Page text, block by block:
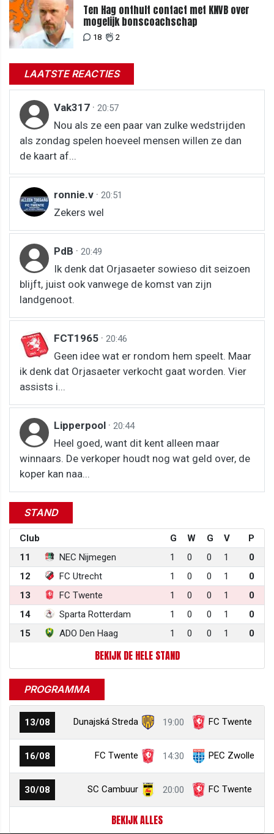
Ten Hag onthult contact met KNVB over
mogelijk bonscoachschap
18 2
LAATSTE REACTIES
Vak317 · 20:57
Nou als ze een paar van zulke wedstrijden
als zondag spelen hoeveel mensen willen ze dan
de kaart af...
ronnie.v · 20:51
Zekers wel
PdB · 20:49
Ik denk dat Orjasaeter sowieso dit seizoen
blijft, juist ook vanwege de komst van zijn
landgenoot.
FCT1965 · 20:46
Geen idee wat er rondom hem speelt. Maar
ik denk dat Orjasaeter verkocht gaat worden. Vier
assists i...
Lipperpool · 20:44
Heel goed, want dit kent alleen maar
winnaars. De verkoper houdt nog wat geld over, de
koper kan naa...
STAND
Club G W G V
P
11
NEC Nijmegen 1 0 0 1
0
12
FC Utrecht 1 0 0 1
0
13
FC Twente 1 0 0 1
0
14
Sparta Rotterdam 1 0 0 1
0
15
ADO Den Haag 1 0 0 1 0
BEKIJK DE HELE STAND
PROGRAMMA
13/08 Dunajská Streda 19:00 FC Twente
16/08 FC Twente 14:30 PEC Zwolle
30/08 SC Cambuur 20:00 FC Twente
BEKIJK ALLES